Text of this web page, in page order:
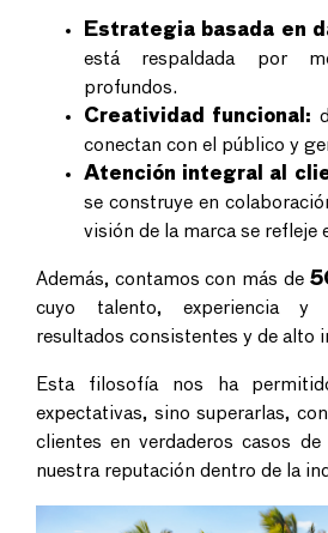
Estrategia basada en
está respaldada por
profundos.
Creatividad funcional:
conectan con el público y
Atención integral al
se construye en
visión de la marca se refleje
Además, contamos con más de
cuyo talento, experiencia y
resultados consistentes y de alto
Esta filosofía nos ha
expectativas, sino superarlas,
clientes en verdaderos casos de
nuestra reputación dentro de la